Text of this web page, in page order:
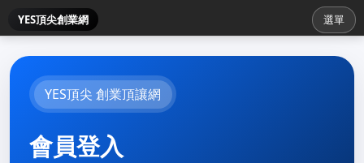
YES頂尖創業網 選單
YES頂尖 創業頂讓網
會員登入